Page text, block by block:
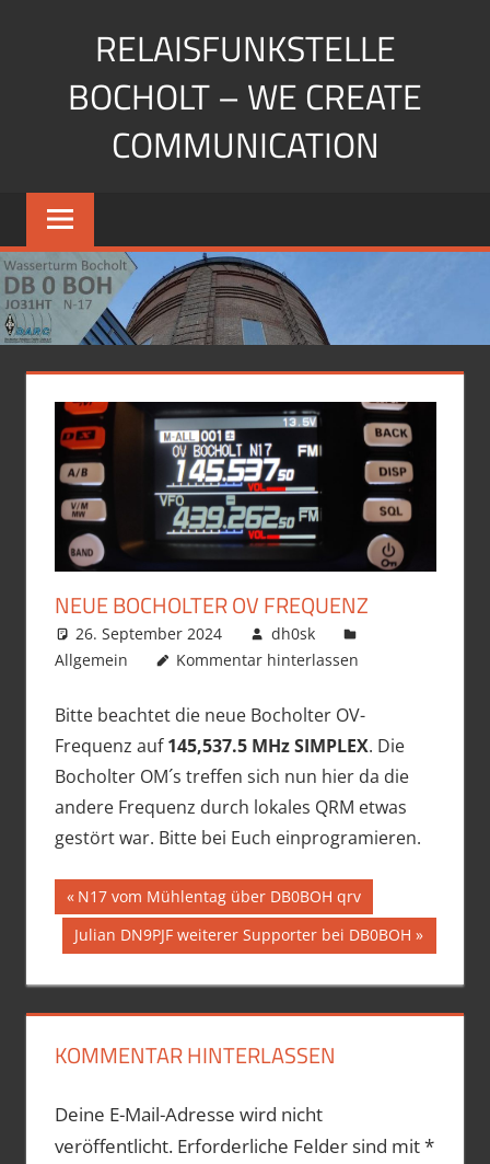
springen
RELAISFUNKSTELLE
BOCHOLT – WE CREATE
COMMUNICATION
Die
Relaisfunkstellen
dem
Wasserturm
Bocholt
NEUE BOCHOLTER OV FREQUENZ
26. September 2024
dh0sk
Allgemein
Kommentar hinterlassen
Bitte beachtet die neue Bocholter OV-
Frequenz auf145,537.5 MHz SIMPLEX. Die
Bocholter OM´s treffen sich nun hier da die
andere Frequenz durch lokales QRM etwas
gestört war. Bitte bei Euch einprogramieren.
Beitragsnavigation
Vorheriger
Beitrag:
N17 vom Mühlentag über DB0BOH qrv
Nächster
Beitrag:
Julian DN9PJF weiterer Supporter bei DB0BOH
KOMMENTAR HINTERLASSEN
Deine E-Mail-Adresse wird nicht
veröffentlicht. Erforderliche Felder sind mit*